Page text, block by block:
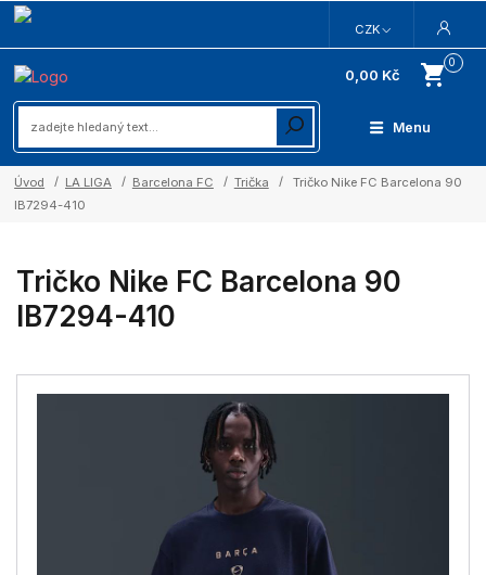
Menu
CZK
0
0,00 Kč
Úvod LA LIGA Barcelona FC Trička
Tričko Nike FC Barcelona 90
IB7294-410
Tričko Nike FC Barcelona 90
IB7294-410